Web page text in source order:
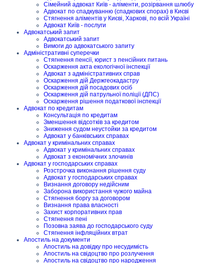
Сімейний адвокат Київ - аліменти, розірвання шлюбу
Адвокат по спадкуванню (спадкових спорах) в Києві
Стягнення аліментів у Києві, Харкові, по всій Україні
Адвокат Київ - послуги
Адвокатський запит
Адвокатський запит
Вимоги до адвокатського запиту
Адміністративні суперечки
Стягнення пенсії, юрист з пенсійних питань
Оскарження акта екологічної інспекції
Адвокат з адміністративних справ
Оскарження дій Держгеокадастру
Оскарження дій посадових осіб
Оскарження дій патрульної поліції (ДПС)
Оскарження рішення податкової інспекції
Адвокат по кредитам
Консультація по кредитам
Зменшення відсотків за кредитом
Зниження судом неустойки за кредитом
Адвокат у банківських справах
Адвокат у кримінальних справах
Адвокат у кримінальних справах
Адвокат з економічних злочинів
Адвокат у господарських справах
Розстрочка виконання рішення суду
Адвокат у господарських справах
Визнання договору недійсним
Заборона використання чужого майна
Стягнення боргу за договором
Визнання права власності
Захист корпоративних прав
Стягнення пені
Позовна заява до господарського суду
Стягнення інфляційних втрат
Апостиль на документи
Апостиль на довідку про несудимість
Апостиль на свідоцтво про розлучення
Апостиль на свідоцтво про народження